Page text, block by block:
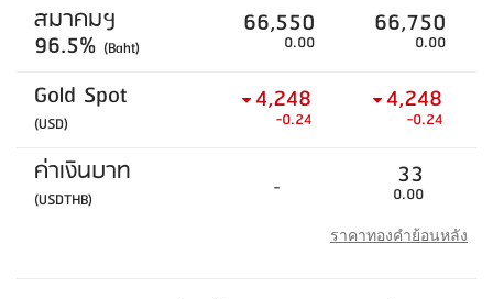
สมาคมฯ
96.5% (Baht)
66,550
0.00
66,750
0.00
Gold Spot
(USD)
4,248
-0.24
4,248
-0.24
ค่าเงินบาท
(USDTHB) - 33
0.00
ราคาทองคำย้อนหลัง